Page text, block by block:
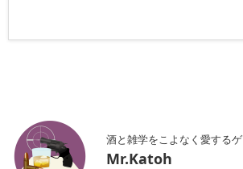
酒と雑学をこよなく愛する
Mr.Katoh